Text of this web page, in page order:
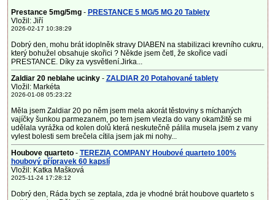
Prestance 5mg/5mg- PRESTANCE 5 MG/5 MG 20 Tablety
Vložil: Jiří
2026-02-17 10:38:29
Dobrý den, mohu brát idoplněk stravy DIABEN na stabilizaci krevního cukru,
který bohužel obsahuje skořici ? Někde jsem četl, že skořice vadí
PRESTANCE. Díky za vysvětlení.Jirka...
Zaldiar 20 neblahe ucinky- ZALDIAR 20 Potahované tablety
Vložil: Markéta
2026-01-08 05:23:22
Měla jsem Zaldiar 20 po něm jsem mela akorát těstoviny s míchaných
vajíčky šunkou parmezanem, po tem jsem vlezla do vany okamžitě se mi
udělala vyrážka od kolen dolů která neskutečně pálila musela jsem z vany
vylest bolesti sem brečela cítila jsem jak mi nohy...
Houbove quarteto- TEREZIA COMPANY Houbové quarteto 100%
houbový přípravek 60 kapslí
Vložil: Katka Mašková
2025-11-24 17:28:12
Dobrý den, Ráda bych se zeptala, zda je vhodné brát houbove quarteto s